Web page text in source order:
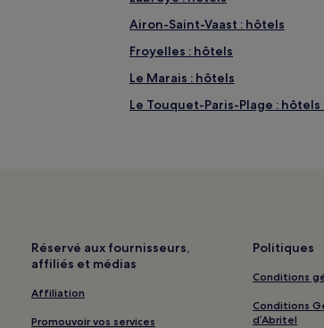
Airon-Saint-Vaast : hôtels
Froyelles : hôtels
Le Marais : hôtels
Le Touquet-Paris-Plage :
Le Crotoy : hôtels
Abbeville : hôtels Hôtels avec
Réservé aux fournisseurs,
affiliés et médias
Affiliation
Promouvoir vos services
Politiques
Conditions
Conditions
d’Abritel